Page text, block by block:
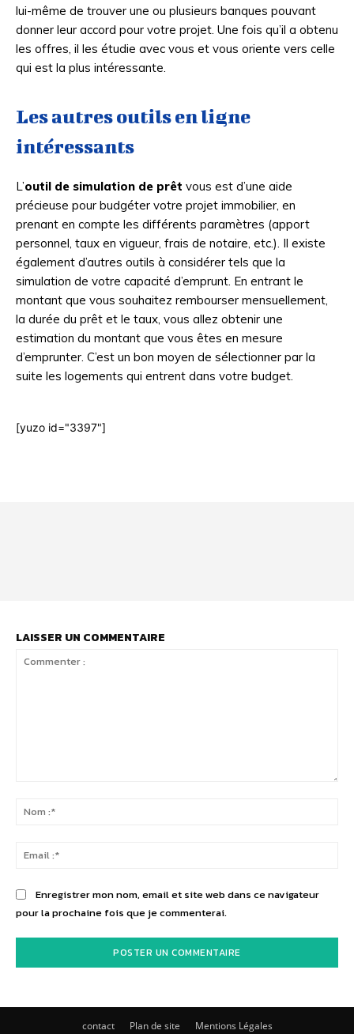
lui-même de trouver une ou plusieurs banques pouvant
donner leur accord pour votre projet. Une fois qu’il a obtenu
les offres, il les étudie avec vous et vous oriente vers celle
qui est la plus intéressante.
Les autres outils en ligne
intéressants
L’outil de simulation de prêt vous est d’une aide
précieuse pour budgéter votre projet immobilier, en
prenant en compte les différents paramètres (apport
personnel, taux en vigueur, frais de notaire, etc.). Il existe
également d’autres outils à considérer tels que la
simulation de votre capacité d’emprunt. En entrant le
montant que vous souhaitez rembourser mensuellement,
la durée du prêt et le taux, vous allez obtenir une
estimation du montant que vous êtes en mesure
d’emprunter. C’est un bon moyen de sélectionner par la
suite les logements qui entrent dans votre budget.
[yuzo id="3397"]
LAISSER UN COMMENTAIRE
Enregistrer mon nom, email et site web dans ce navigateur
pour la prochaine fois que je commenterai.
contact Plan de site Mentions Légales